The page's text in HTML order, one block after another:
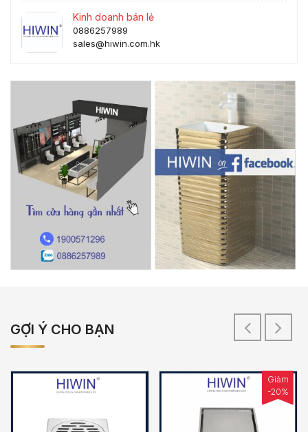
Kinh doanh bán lẻ
0886257989
sales@hiwin.com.hk
GỢI Ý CHO BẠN
Giảm
-20%